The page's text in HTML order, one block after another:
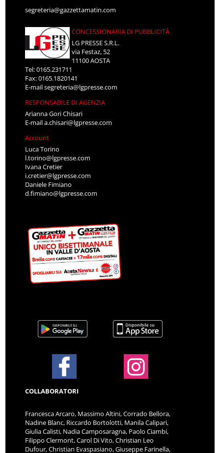
segreteria@gazzettamatin.com
CONCESSIONARIA DI PUBBLICITÀ
LG PRESSE S.R.L.
via Festaz, 52
11100 AOSTA
Tel: 0165.231711
Fax: 0165.1820141
E-mailsegreteria@lgpresse.com
RESPONSABILE DI AGENZIA
Arianna Gori Chisari
E-maila.chisari@lgpresse.com
Account
Luca Torino
l.torino@lgpresse.com
Ivana Cretier
i.cretier@lgpresse.com
Daniele Fimiano
d.fimiano@lgpresse.com
COLLABORATORI
Francesca Arcaro, Massimo Altini, Corrado Bellora,
Nadine Blanc, Riccardo Bortolotti, Manila Calipari,
Giulia Calisti, Nadia Camposaragna, Paolo Ciambi,
Filippo Clermont, Carol Di Vito, Christian Leo
Dufour, Christian Evaspasiano, Giuseppe Farinella,